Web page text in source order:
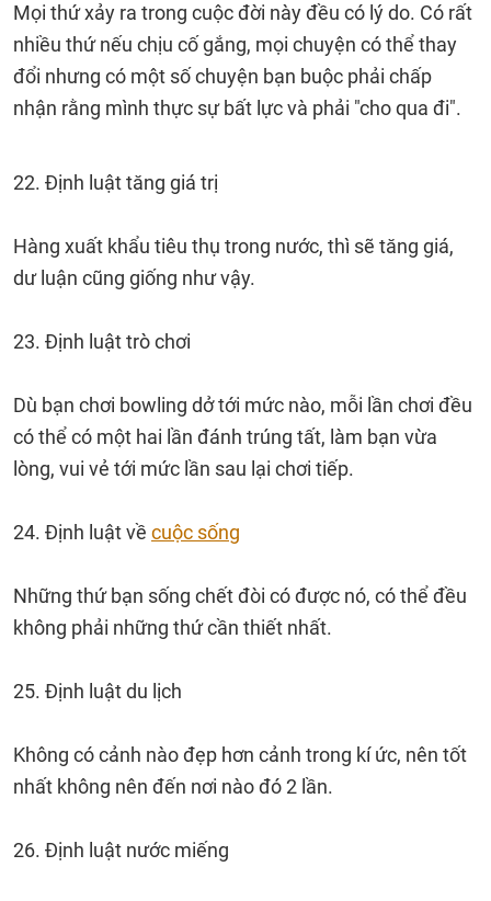
Mọi thứ xảy ra trong cuộc đời này đều có lý do. Có rất
nhiều thứ nếu chịu cố gắng, mọi chuyện có thể thay
đổi nhưng có một số chuyện bạn buộc phải chấp
nhận rằng mình thực sự bất lực và phải "cho qua đi".
22. Định luật tăng giá trị
Hàng xuất khẩu tiêu thụ trong nước, thì sẽ tăng giá,
dư luận cũng giống như vậy.
23. Định luật trò chơi
Dù bạn chơi bowling dở tới mức nào, mỗi lần chơi đều
có thể có một hai lần đánh trúng tất, làm bạn vừa
lòng, vui vẻ tới mức lần sau lại chơi tiếp.
24. Định luật về cuộc sống
Những thứ bạn sống chết đòi có được nó, có thể đều
không phải những thứ cần thiết nhất.
25. Định luật du lịch
Không có cảnh nào đẹp hơn cảnh trong kí ức, nên tốt
nhất không nên đến nơi nào đó 2 lần.
26. Định luật nước miếng